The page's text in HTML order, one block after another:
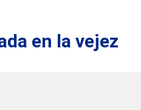
en la vejez